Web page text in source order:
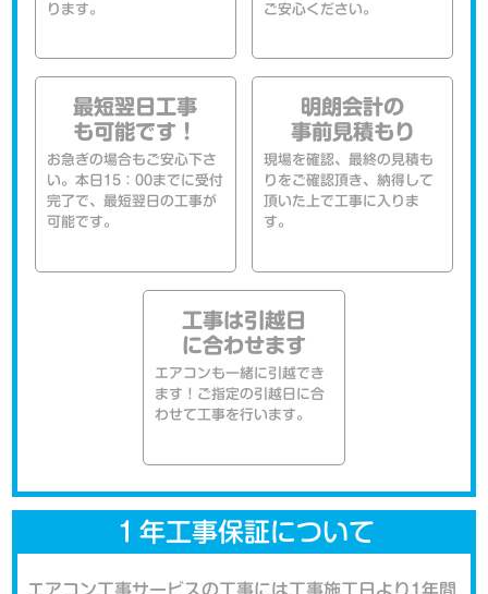
ります。
ご安心ください。
最短翌日工事
も可能です！
お急ぎの場合もご安心下さ
い。本日15：00までに受付
完了で、最短翌日の工事が
可能です。
明朗会計の
事前見積もり
現場を確認、最終の見積も
りをご確認頂き、納得して
頂いた上で工事に入りま
す。
工事は引越日
に合わせます
エアコンも一緒に引越でき
ます！ご指定の引越日に合
わせて工事を行います。
１年工事保証について
エアコン工事サービスの工事には工事施工日より1年間